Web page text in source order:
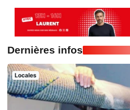
Dernières infos
Locales